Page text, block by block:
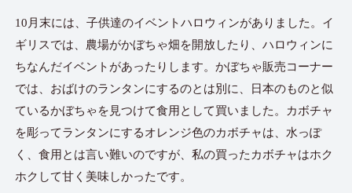
10月末には、子供達のイベントハロウィンがありました。イ
ギリスでは、農場がかぼちゃ畑を開放したり、ハロウィンに
ちなんだイベントがあったりします。かぼちゃ販売コーナー
では、おばけのランタンにするのとは別に、日本のものと似
ているかぼちゃを見つけて食用として買いました。カボチャ
を彫ってランタンにするオレンジ色のカボチャは、水っぽ
く、食用とは言い難いのですが、私の買ったカボチャはホク
ホクして甘く美味しかったです。